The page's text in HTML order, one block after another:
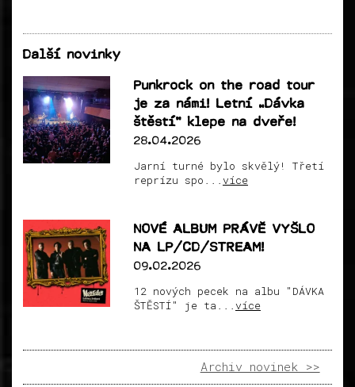
Další novinky
Punkrock on the road tour
je za námi! Letní „Dávka
štěstí“ klepe na dveře!
28.04.2026
Jarní turné bylo skvělý! Třetí
reprízu spo...více
NOVÉ ALBUM PRÁVĚ VYŠLO
NA LP/CD/STREAM!
09.02.2026
12 nových pecek na albu "DÁVKA
ŠTĚSTÍ" je ta...více
Archiv novinek >>